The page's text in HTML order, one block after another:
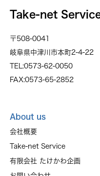
Take-net
〒508-0041
岐阜県中津川市本町2-4-22
TEL:0573-62-0050
FAX:0573-65-2852
About us
会社概要
Take-net Service
有限会社 たけかわ企画